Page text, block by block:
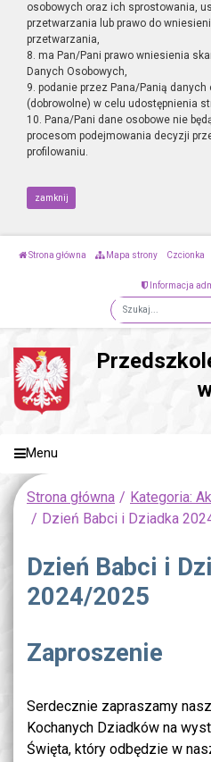
osobowych oraz ich sprostowania,
przetwarzania lub prawo do
przetwarzania,
8. ma Pan/Pani prawo wniesienia
Danych Osobowych,
9. podanie przez Pana/Panią
(dobrowolne) w celu udostępnienia
10. Pana/Pani dane osobowe nie
procesom podejmowania decyzji
profilowaniu.
zamknij
Strona główna Mapa strony Czcionka
Informacja
Fraza
Menu
Strona główna
Kategoria:
Dzień Babci i Dziadka
Dzień Babci i
2024/2025
Zaproszenie
Serdecznie zapraszamy
Kochanych Dziadków na
Święta, który odbędzie w